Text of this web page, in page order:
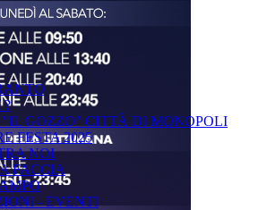
?
"IL GOZZO" CITTÀ DI MONOPOLI
FESTA 2025
NOI
FACCIA
- EVENTI